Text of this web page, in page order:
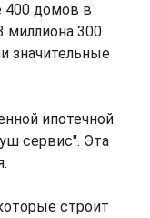
400 домов в
миллиона 300
значительные
ипотечной
сервис". Эта
строит